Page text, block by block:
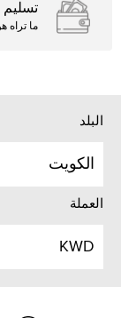
تسليم
ما تراه
البلد
الكويت
العملة
KWD